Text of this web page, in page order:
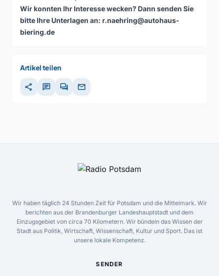
Wir konnten Ihr Interesse wecken? Dann senden Sie
bitte Ihre Unterlagen an: r.naehring@autohaus-
biering.de
Artikel teilen
share chat forum mail
Wir haben täglich 24 Stunden Zeit für Potsdam und die Mittelmark. Wir
berichten aus der Brandenburger Landeshauptstadt und dem
Einzugsgebiet von circa 70 Kilometern. Wir bündeln das Wissen der
Stadt aus Politik, Wirtschaft, Wissenschaft, Kultur und Sport. Das ist
unsere lokale Kompetenz.
SENDER